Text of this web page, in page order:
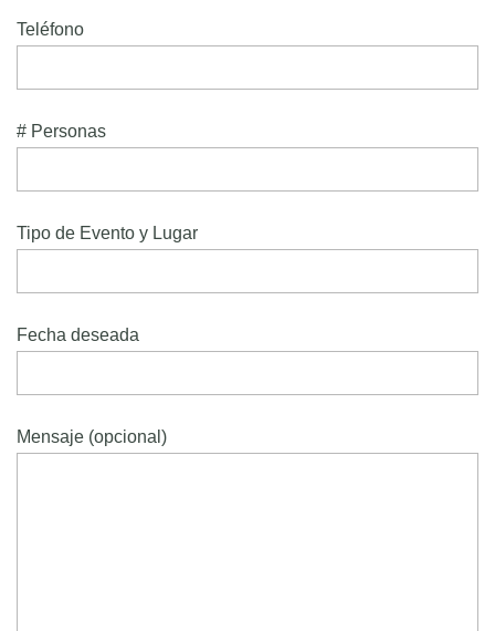
Teléfono
# Personas
Tipo de Evento y Lugar
Fecha deseada
Mensaje (opcional)